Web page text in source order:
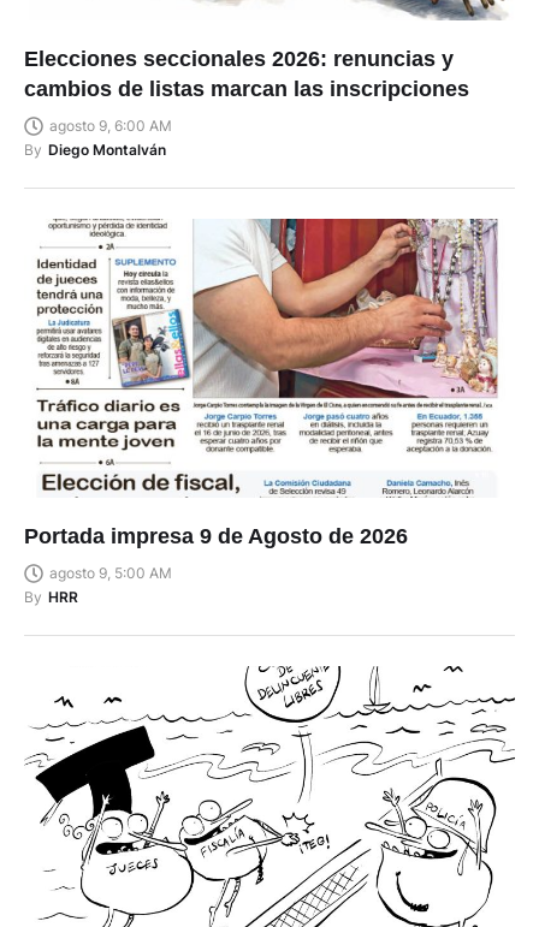
Elecciones seccionales 2026: renuncias y
cambios de listas marcan las inscripciones
agosto 9, 6:00 AM
By Diego Montalván
Portada impresa 9 de Agosto de 2026
agosto 9, 5:00 AM
By HRR